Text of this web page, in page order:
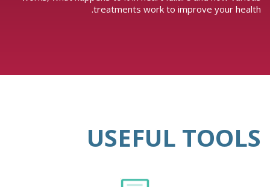
treatments work to improve your health.
USEFUL TOOLS